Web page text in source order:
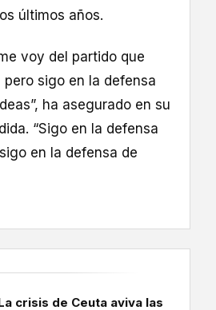
últimos años.
voy del partido que
pero sigo en la defensa
ha asegurado en su
“Sigo en la defensa
en la defensa de
crisis de Ceuta aviva las